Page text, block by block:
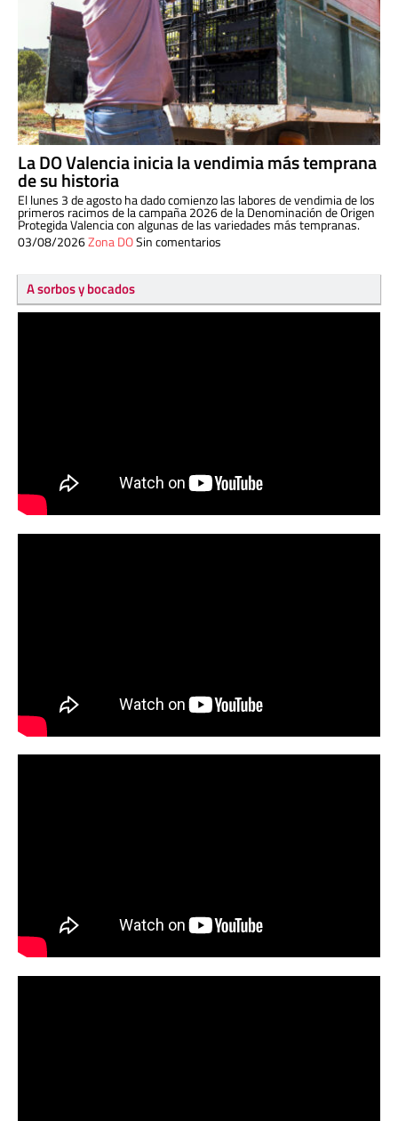
La DO Valencia inicia la vendimia más temprana
de su historia
El lunes 3 de agosto ha dado comienzo las labores de vendimia de los
primeros racimos de la campaña 2026 de la Denominación de Origen
Protegida Valencia con algunas de las variedades más tempranas.
03/08/2026Zona DOSin comentarios
A sorbos y bocados